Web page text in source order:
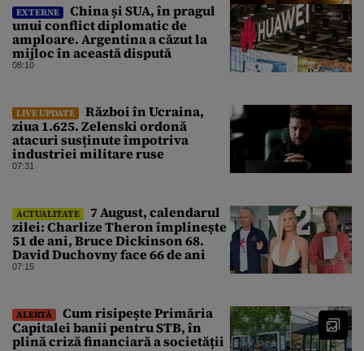
EXTERNE
China și SUA, în pragul
unui conflict diplomatic de
amploare. Argentina a căzut la
mijloc în această dispută
08:10
LIVE UPDATE
Război în Ucraina,
ziua 1.625. Zelenski ordonă
atacuri susținute împotriva
industriei militare ruse
07:31
ACTUALITATE
7 August, calendarul
zilei: Charlize Theron împlinește
51 de ani, Bruce Dickinson 68.
David Duchovny face 66 de ani
07:15
ALERTĂ
Cum risipește Primăria
Capitalei banii pentru STB, în
plină criză financiară a societății